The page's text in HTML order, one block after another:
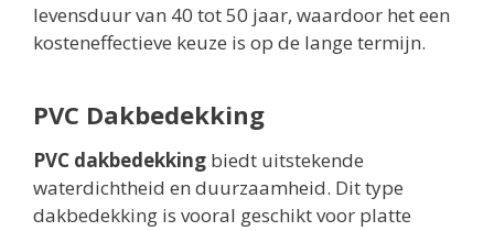
levensduur van 40 tot 50 jaar, waardoor het een
kosteneffectieve keuze is op de lange termijn.
PVC Dakbedekking
PVC dakbedekking biedt uitstekende
waterdichtheid en duurzaamheid. Dit type
dakbedekking is vooral geschikt voor platte